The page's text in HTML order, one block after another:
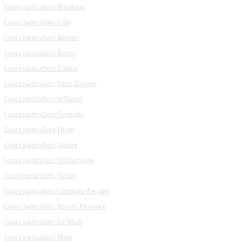
Cours particuliers Bordeaux
Cours particuliers Lille
Cours particuliers Rennes
Cours particuliers Reims
Cours particuliers Toulon
Cours particuliers Saint-Étienne
Cours particuliers le Havre
Cours particuliers Grenoble
Cours particuliers Dijon
Cours particuliers Angers
Cours particuliers Villeurbanne
Cours particuliers Nîmes
Cours particuliers Clermont-Ferrand
Cours particuliers Aix-en-Provence
Cours particuliers Le Mans
Cours particuliers Brest